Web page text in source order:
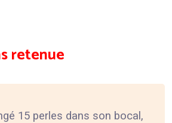
retenue
15 perles dans son bocal,